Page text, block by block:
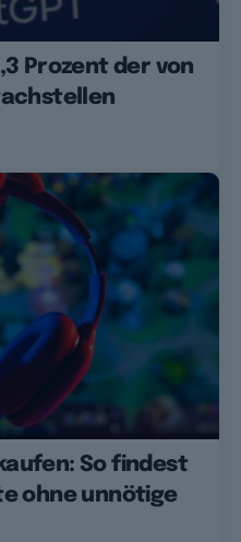
Prozent der von
So findest
ohne unnötige